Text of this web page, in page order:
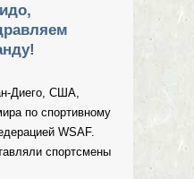
Диего, США,
по спортивному
WSAF.
спортсмены